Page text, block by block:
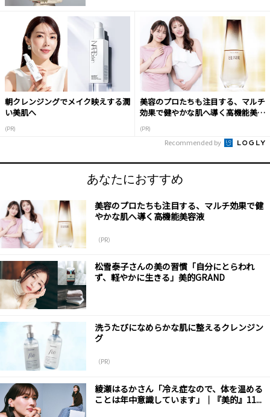
朝クレンジングでメイク映えする潤
い美肌へ
(PR)
美容のプロたちも注目する、マルチ
効果で健やかな肌へ導く高機能美容
(PR)
Recommended by
あなたにおすすめ
美容のプロたちも注目する、マルチ効果で健
やかな肌へ導く高機能美容液
（PR）
松雪泰子さんの美の習慣「自分にとらわれ
ず、軽やかに生きる」美的GRAND
洗うたびになめらかな肌に整えるクレンジン
グ
（PR）
綾瀬はるかさん「冷え症なので、体を温める
ことは年中意識しています」｜『美的』11...